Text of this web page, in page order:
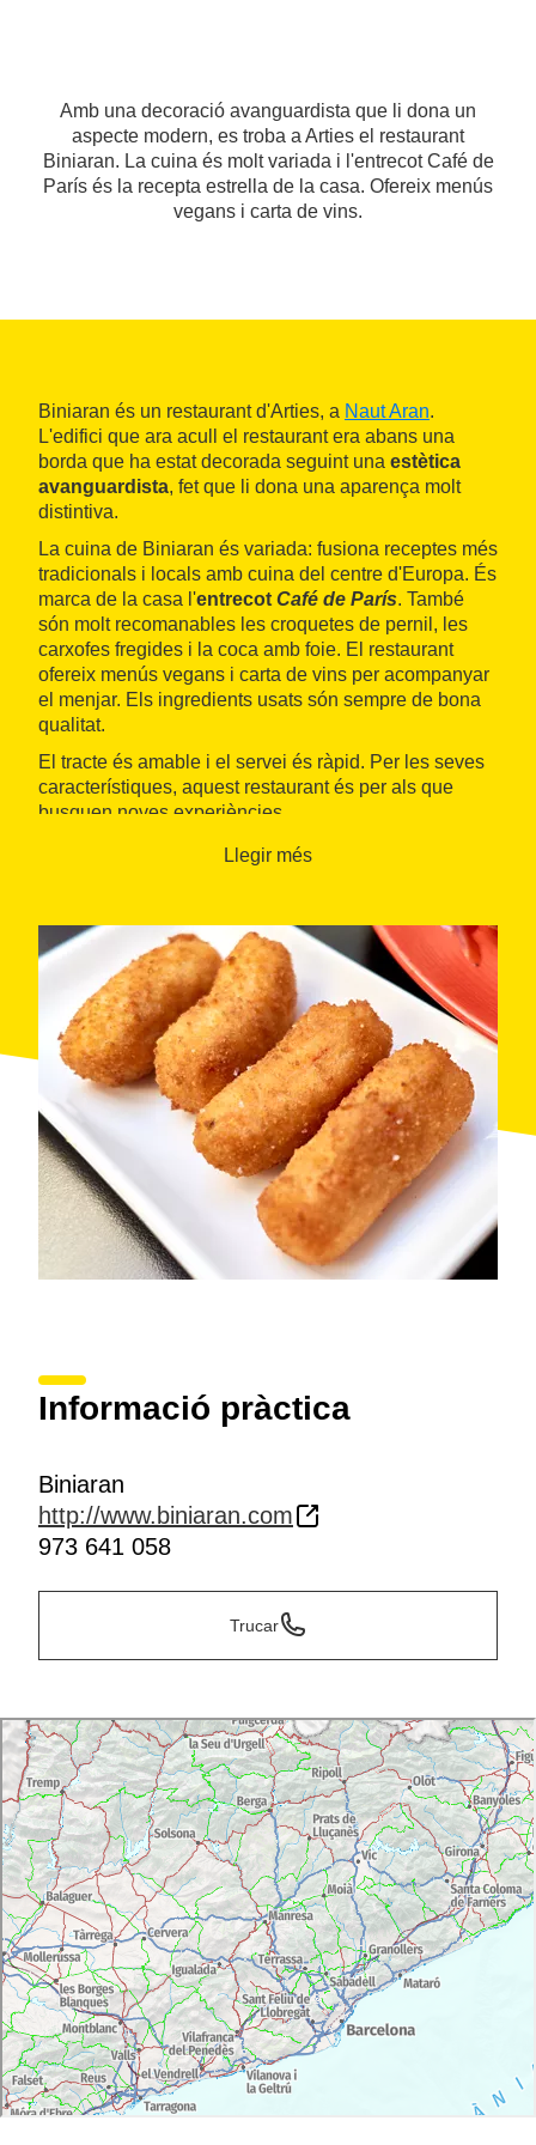
Amb una decoració avanguardista que li dona un
aspecte modern, es troba a Arties el restaurant
Biniaran. La cuina és molt variada i l'entrecot Café de
París és la recepta estrella de la casa. Ofereix menús
vegans i carta de vins.
Biniaran és un restaurant d'Arties, a Naut Aran.
L'edifici que ara acull el restaurant era abans una
borda que ha estat decorada seguint una estètica
avanguardista, fet que li dona una aparença molt
distintiva.
La cuina de Biniaran és variada: fusiona receptes més
tradicionals i locals amb cuina del centre d'Europa. És
marca de la casa l'entrecot Café de París. També
són molt recomanables les croquetes de pernil, les
carxofes fregides i la coca amb foie. El restaurant
ofereix menús vegans i carta de vins per acompanyar
el menjar. Els ingredients usats són sempre de bona
qualitat.
El tracte és amable i el servei és ràpid. Per les seves
característiques, aquest restaurant és per als que
busquen noves experiències.
Llegir més
Informació pràctica
Biniaran
http://www.biniaran.com
973 641 058
Trucar